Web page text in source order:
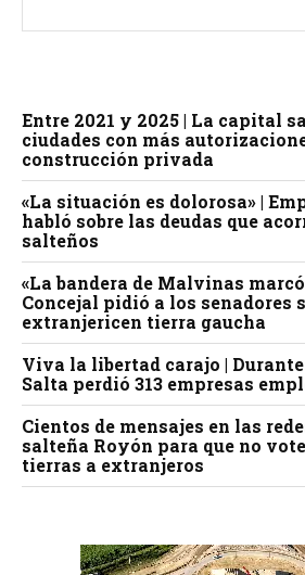
Entre 2021 y 2025 | La capital
ciudades con más
construcción privada
«La situación es dolorosa» |
habló sobre las deudas que
salteños
«La bandera de Malvinas
Concejal pidió a los senadores
extranjericen tierra gaucha
Viva la libertad carajo |
Salta perdió 313 empresas
Cientos de mensajes en las
salteña Royón para que no
tierras a extranjeros